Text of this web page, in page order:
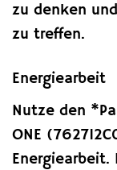
zu denken
zu treffen.
Energiearbeit
Nutze den
ONE
Energiearbeit.